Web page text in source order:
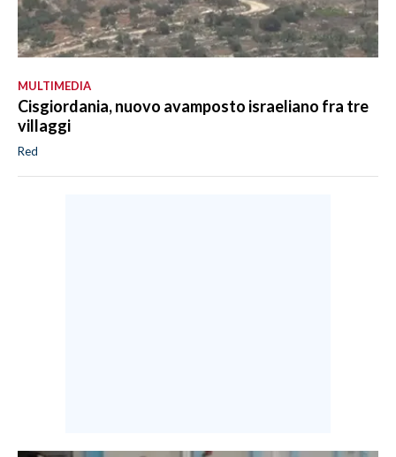
MULTIMEDIA
Cisgiordania, nuovo avamposto israeliano fra tre
villaggi
Red